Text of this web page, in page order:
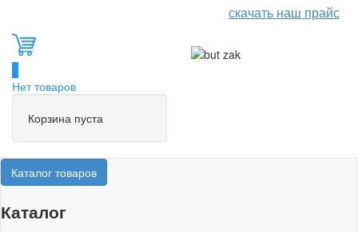
скачать наш прайс
Нет товаров
Корзина пуста
Каталог товаров
Каталог